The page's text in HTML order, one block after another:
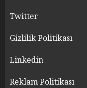
Twitter
Gizlilik Politikası
Linkedin
Reklam Politikası